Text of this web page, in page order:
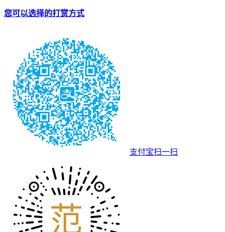
您可以选择的打赏方式
支付宝扫一扫